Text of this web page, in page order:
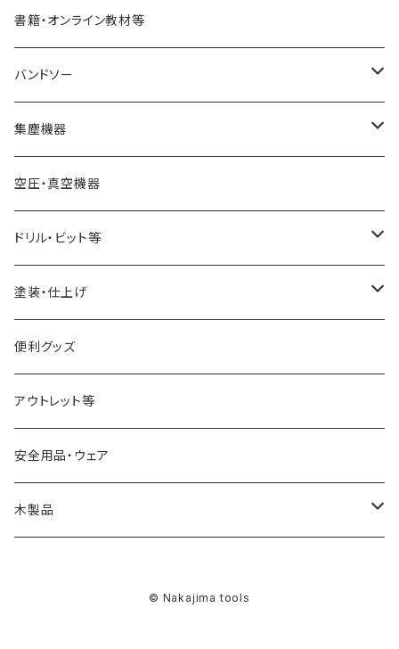
スキューチゼル・ビーダン
スクレーパー
パーティングツール
ホローイングツール
ハンドル
ペンメイキングツール
センター類
フェイスプレート
ドリル・コレットチャック
ワークライト（照明
球体治具
書籍・オンライン教材等
バンドソー
バンドソーブレード（帯鋸刃）
幅6mm
幅13mm
バンドソー本体
集塵機器
集塵機本体
集塵機オプションパーツ
空圧・真空機器
ドリル・ビット等
フォスナービット
ストレートドリル
塗装・仕上げ
サンディング用品
便利グッズ
アウトレット等
安全用品・ウェア
木製品
© Nakajima tools